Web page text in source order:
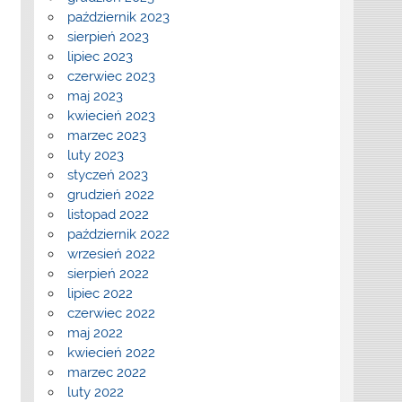
październik 2023
sierpień 2023
lipiec 2023
czerwiec 2023
maj 2023
kwiecień 2023
marzec 2023
luty 2023
styczeń 2023
grudzień 2022
listopad 2022
październik 2022
wrzesień 2022
sierpień 2022
lipiec 2022
czerwiec 2022
maj 2022
kwiecień 2022
marzec 2022
luty 2022